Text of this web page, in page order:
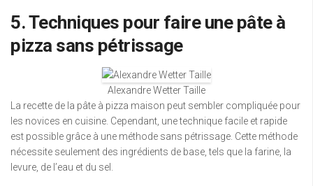
5. Techniques pour faire une pâte à
pizza sans pétrissage
Alexandre Wetter Taille
La recette de la pâte à pizza maison peut sembler compliquée pour
les novices en cuisine. Cependant, une technique facile et rapide
est possible grâce à une méthode sans pétrissage. Cette méthode
nécessite seulement des ingrédients de base, tels que la farine, la
levure, de l’eau et du sel.